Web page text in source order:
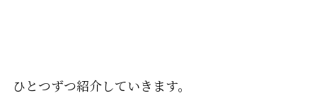
ひとつずつ紹介していきます。